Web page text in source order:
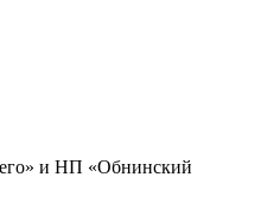
и НП «Обнинский